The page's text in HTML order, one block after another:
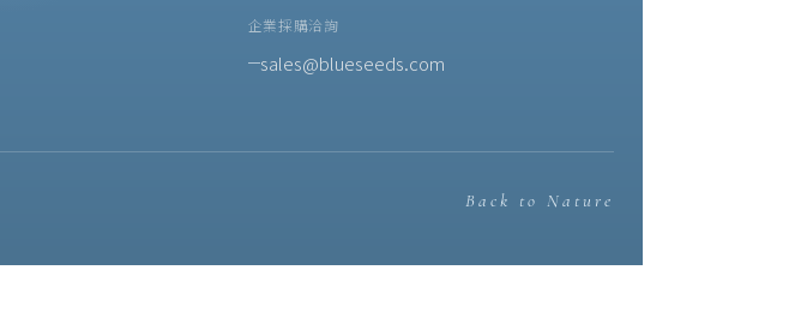
企業採購洽詢
sales@blueseeds.com
Back to Nature